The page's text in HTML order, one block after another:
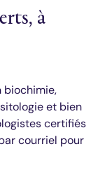
à
biochimie,
et bien
certifiés
courriel pour